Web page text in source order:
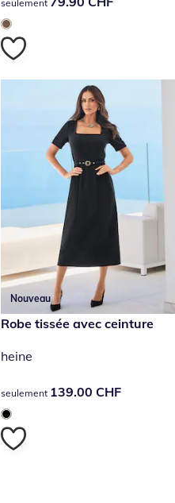
seulement
Nouveau
139.00 CHF
Robe tissée avec ceinture
heine
139.00 CHF
seulement 139.00 CHF